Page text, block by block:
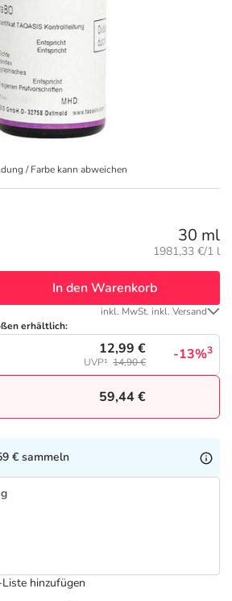
7
Haar und Kopfhaut
Deals
Deals
Carmenthin Deals
/ Farbe kann abweichen
30 ml
Grundpreis:
1981,33 €/1 l
In den Warenkorb
inkl. MwSt. inkl. Versand
erhältlich:
12,99 €
UVP¹ 14,90 € -13%3
59,44 €
€ sammeln
hinzufügen